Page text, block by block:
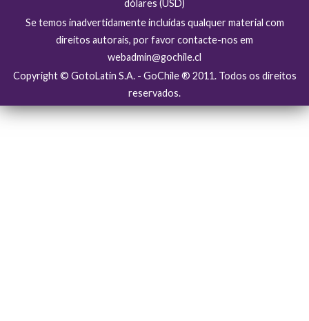
dólares (USD)
Se temos inadvertidamente incluídas qualquer material com
direitos autorais, por favor contacte-nos em
webadmin@gochile.cl
Copyright © GotoLatin S.A. - GoChile ® 2011. Todos os direitos
reservados.